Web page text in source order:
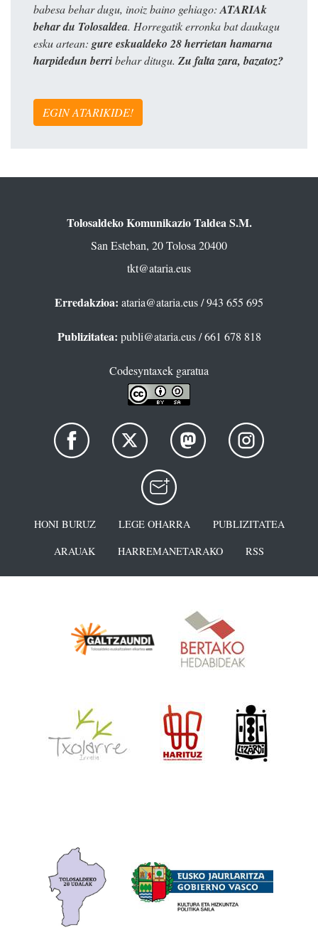
babesa behar dugu, inoiz baino gehiago: ATARIAk
behar du Tolosaldea. Horregatik erronka bat daukagu
esku artean: gure eskualdeko 28 herrietan hamarna
harpidedun berribehar ditugu. Zu falta zara, bazatoz?
EGIN ATARIKIDE!
Tolosaldeko Komunikazio Taldea S.M.
San Esteban, 20 Tolosa 20400
tkt@ataria.eus
Erredakzioa: ataria@ataria.eus/ 943 655 695
Publizitatea: publi@ataria.eus/ 661 678 818
Codesyntaxek garatua
HONI BURUZ LEGE OHARRA
PUBLIZITATEA
ARAUAK
HARREMANETARAKO RSS